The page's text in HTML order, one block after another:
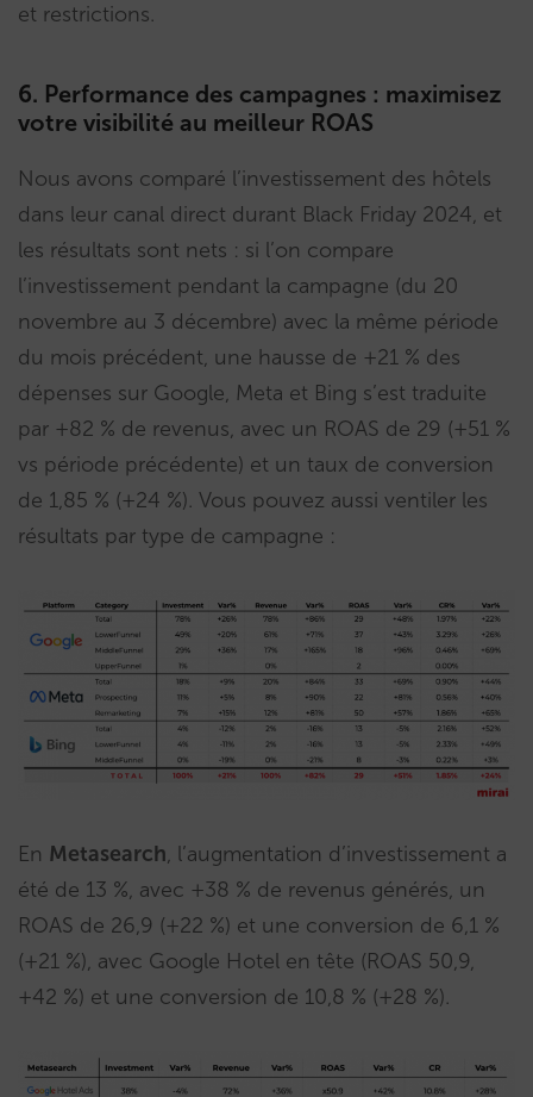
et restrictions.
6. Performance des campagnes : maximisez
votre visibilité au meilleur ROAS
Nous avons comparé l’investissement des hôtels
dans leur canal direct durant Black Friday 2024, et
les résultats sont nets : si l’on compare
l’investissement pendant la campagne (du 20
novembre au 3 décembre) avec la même période
du mois précédent, une hausse de +21 % des
dépenses sur Google, Meta et Bing s’est traduite
par +82 % de revenus, avec un ROAS de 29 (+51 %
vs période précédente) et un taux de conversion
de 1,85 % (+24 %). Vous pouvez aussi ventiler les
résultats par type de campagne :
En Metasearch, l’augmentation d’investissement a
été de 13 %, avec +38 % de revenus générés, un
ROAS de 26,9 (+22 %) et une conversion de 6,1 %
(+21 %), avec Google Hotel en tête (ROAS 50,9,
+42 %) et une conversion de 10,8 % (+28 %).